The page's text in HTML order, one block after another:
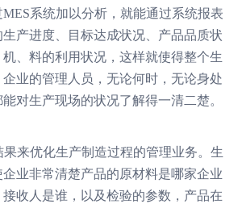
系统加以分析，就能通过系统报表
产进度、目标达成状况、产品品质状
、料的利用状况，这样就使得整个生
业的管理人员，无论何时，无论身处
对生产现场的状况了解得一清二楚。
来优化生产制造过程的管理业务。生
业非常清楚产品的原材料是哪家企业
收人是谁，以及检验的参数，产品在